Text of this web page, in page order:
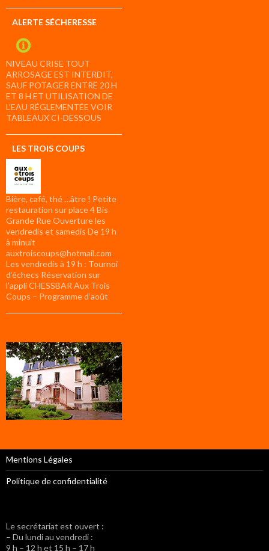
ALERTE SÉCHERESSE
NIVEAU CRISE TOUT
ARROSAGE EST INTERDIT,
SAUF POTAGER ENTRE 20 H
ET 8 H ET UTILISATION DE
L’EAU RÉGLEMENTÉE VOIR
TABLEAUX CI-DESSOUS
LES TROIS COUPS
Bière, café, thé …âtre ! Petite
restauration sur place 4 Bis
Grande Rue Ouverture les
vendredis et samedis De 19 h
à minuit
auxtroiscoups@hotmail.com
Les vendredis à 19 h : Tournoi
d’échecs Réservation sur
l’appli CHESSBAR Aux Trois
Coups – Programme d’août
Mentions Légales
Politique de confidentialité
Le secrétariat est ouvert :
– Du lundi au vendredi :
9 h – 12 h et 15 h – 17 h